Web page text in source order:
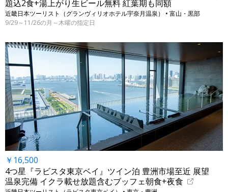
題込2食+湯上がり生ビール無料 紅葉期も同額
近畿日本ツーリスト（グランヴィリオホテル宇奈月温泉） • 富山・黒部
9/29～11/26の月～木曜の指定日
￥16,500
4つ星『ラビスタ東京ベイ』ツイン泊 豊洲市場至近 展望
温泉完備 イクラ載せ放題含むブッフェ朝食+夜食